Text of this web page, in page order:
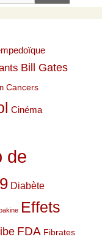
Bill Gates
Cancers
Cinéma
de
Diabète
Effets
FDA Fibrates